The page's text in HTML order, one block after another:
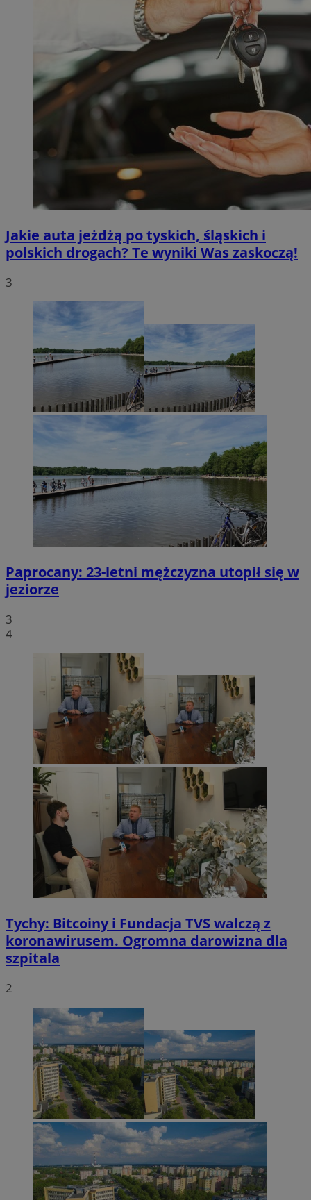
Jakie auta jeżdżą po tyskich, śląskich i
polskich drogach? Te wyniki Was zaskoczą!
3
Paprocany: 23-letni mężczyzna utopił się w
jeziorze
3
4
Tychy: Bitcoiny i Fundacja TVS walczą z
koronawirusem. Ogromna darowizna dla
szpitala
2